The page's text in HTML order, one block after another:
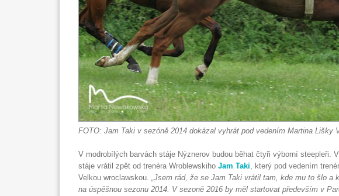
FOTO: Jam Taki v sezóně 2014 dokázal vyhrát pod vedením Martina Lišky
V modrobílých barvách stáje Nýznerov budou běhat čtyři výborní steepleři.
stáje vrátil zpět od trenéra Wroblewskiho Jam Taki, který pod vedením
Velkou wroclawskou. „Jsem rád, že se Jam Taki vrátil tam, kde mu to šlo a
na úspěšnou sezonu 2014. V sezoně 2016 by měl startovat především v